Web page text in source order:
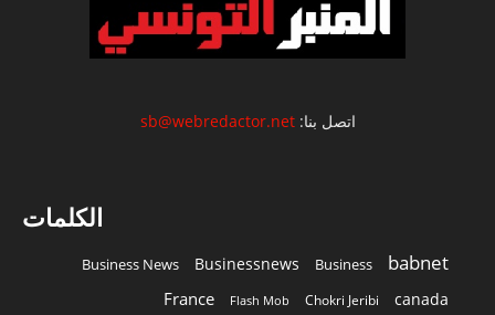
اتصل بنا:sb@webredactor.net
الكلمات
babnet
Business
Businessnews
Business News
canada
Chokri Jeribi
Flash Mob
France